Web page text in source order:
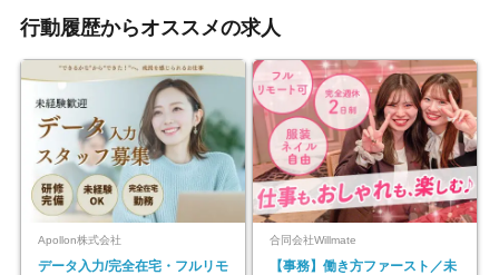
行動履歴からオススメの求人
Apollon株式会社
データ入力/完全在宅・フルリモ
合同会社Willmate
【事務】働き方ファースト／未